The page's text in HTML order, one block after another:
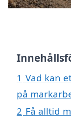
1 Vad kan
på
2 Få alltid